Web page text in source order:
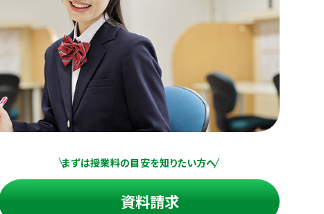
まずは授業料の目安を知りたい方へ
資料請求